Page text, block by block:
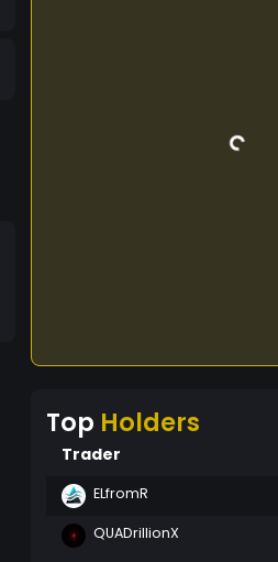
Top Holders
Trader
ELfromR
QUADrillionX